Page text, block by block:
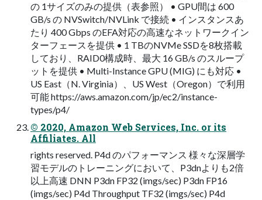
の 1サイズのみの提供（表参照） • GPU間は 600
GB/s の NVSwitch/NVLink で接続 • インスタンスあ
たり 400 Gbps のEFA対応の高速なネットワークイン
ターフェースを提供 • 1 TBのNVMe SSDを8枚搭載
しており、RAID0構成時、最大 16 GB/s のスループ
ットを提供 • Multi-Instance GPU (MIG) にも対応 •
US East（N. Virginia）、US West（Oregon）で利用
可能 https://aws.amazon.com/jp/ec2/instance-
types/p4/
© 2020, Amazon Web Services, Inc. or its
Affiliates. All
rights reserved. P4d のパフォーマンス 様々な深層学
習モデルのトレーニングにおいて、P3dnよりも2倍
以上高速 DNN P3dn FP32 (imgs/sec) P3dn FP16
(imgs/sec) P4d Throughput TF32 (imgs/sec) P4d